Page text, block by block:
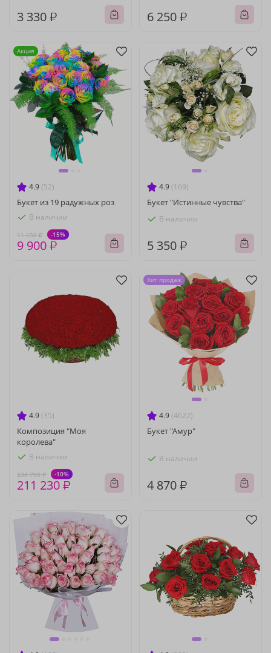
3 330 ₽ 6 250 ₽
4.9 (52)
Букет из 19 радужных роз
В наличии
11 650 ₽ -15%
9 900 ₽
Акция
4.9 (169)
Букет "Истинные чувства"
В наличии
5 350 ₽
4.9 (35)
Композиция "Моя
королева"
В наличии
234 700 ₽ -10%
211 230 ₽
4.9 (4622)
Букет "Амур"
В наличии
4 870 ₽
Хит продаж